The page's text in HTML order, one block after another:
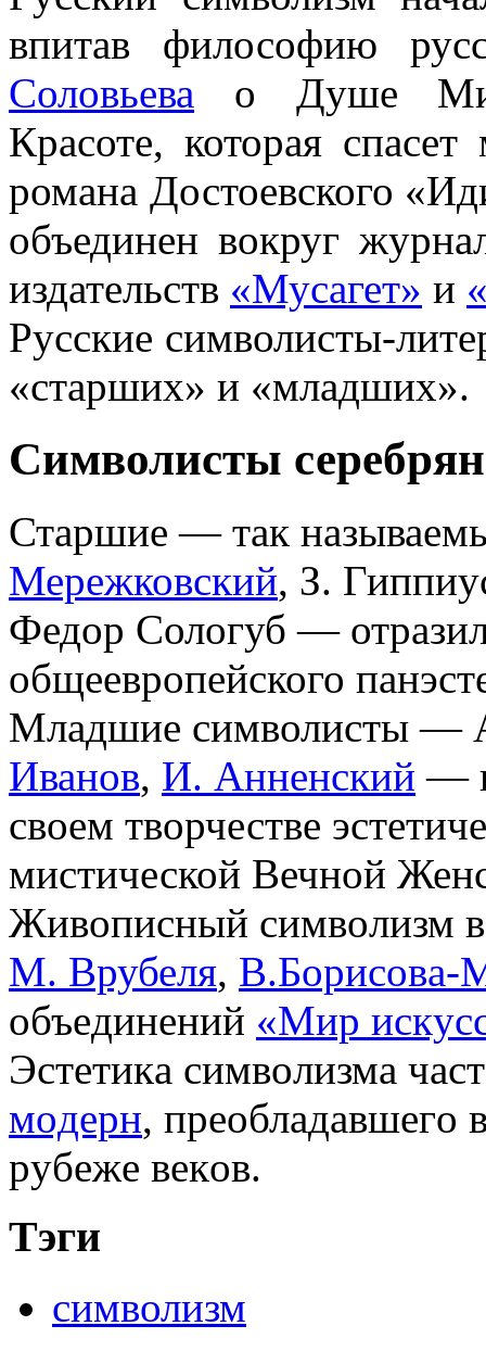
впитав философию
Соловьева о Душе
Красоте, которая
романа Достоевского
объединен вокруг
издательств «Мусагет» и
Русские символисты-
«старших» и «младших».
Символисты
Старшие — так
Мережковский, З.
Федор Сологуб —
общеевропейского
Младшие символисты —
Иванов, И. Анненский —
своем творчестве
мистической Вечной
Живoпиcный cимвoлизм
М. Врубеля, B.Бopиcoвa-
oбъeдинeний «Mиp
Эcтeтикa cимвoлизмa
мoдepн, пpeoблaдaвшeгo
pyбeжe вeкoв.
Тэги
символизм